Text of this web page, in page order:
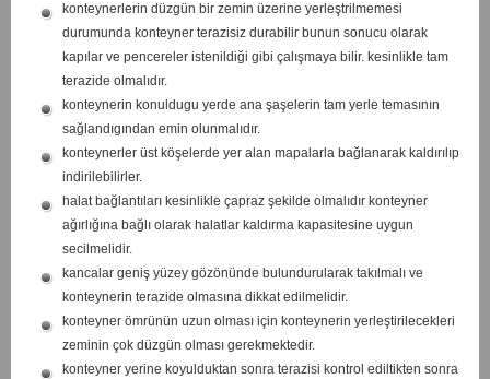
konteynerlerin düzgün bir zemin üzerine yerleştrilmemesi
durumunda konteyner terazisiz durabilir bunun sonucu olarak
kapılar ve pencereler istenildiği gibi çalışmaya bilir. kesinlikle tam
terazide olmalıdır.
konteynerin konuldugu yerde ana şaşelerin tam yerle temasının
sağlandıgından emin olunmalıdır.
konteynerler üst köşelerde yer alan mapalarla bağlanarak kaldırılıp
indirilebilirler.
halat bağlantıları kesinlikle çapraz şekilde olmalıdır konteyner
ağırlığına bağlı olarak halatlar kaldırma kapasitesine uygun
secilmelidir.
kancalar geniş yüzey gözönünde bulundurularak takılmalı ve
konteynerin terazide olmasına dikkat edilmelidir.
konteyner ömrünün uzun olması için konteynerin yerleştirilecekleri
zeminin çok düzgün olması gerekmektedir.
konteyner yerine koyulduktan sonra terazisi kontrol ediltikten sonra